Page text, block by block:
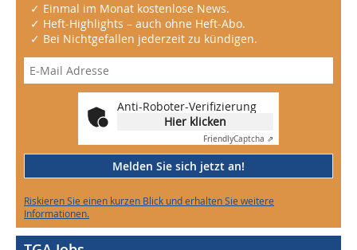
✓ Einmal im Monat kostenlose News.
✓ Heft-Highlights – auch ohne Heft-Abo.
✓ Bei Nichtgefallen jederzeit zu kündigen.
Anti-Roboter-Verifizierung
Hier klicken
FriendlyCaptcha ⇗
Melden Sie sich jetzt an!
Riskieren Sie einen kurzen Blick und erhalten Sie weitere
Informationen.